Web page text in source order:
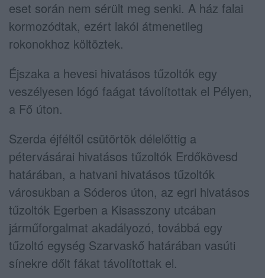
eset során nem sérült meg senki. A ház falai
kormozódtak, ezért lakói átmenetileg
rokonokhoz költöztek.
Éjszaka a hevesi hivatásos tűzoltók egy
veszélyesen lógó faágat távolítottak el Pélyen,
a Fő úton.
Szerda éjféltől csütörtök délelőttig a
pétervásárai hivatásos tűzoltók Erdőkövesd
határában, a hatvani hivatásos tűzoltók
városukban a Sóderos úton, az egri hivatásos
tűzoltók Egerben a Kisasszony utcában
járműforgalmat akadályozó, továbbá egy
tűzoltó egység Szarvaskő határában vasúti
sínekre dőlt fákat távolítottak el.